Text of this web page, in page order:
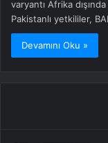
varyantı Afrika
Pakistanlı yetkililer,
Devamını Oku »